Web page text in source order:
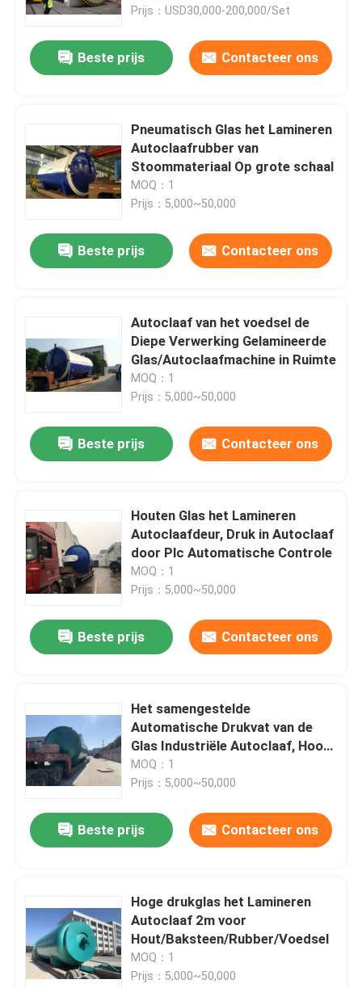
Producten
Video's
Over ons
Kwaliteitscontrole
Neem contact met ons op
Prijs：USD30,000-200,000/Set
Beste prijs Contacteer ons
Pneumatisch Glas het Lamineren
Autoclaafrubber van
Stoommateriaal Op grote schaal
MOQ：1
Prijs：5,000~50,000
Beste prijs Contacteer ons
Autoclaaf van het voedsel de
Diepe Verwerking Gelamineerde
Glas/Autoclaafmachine in Ruimte
MOQ：1
Prijs：5,000~50,000
Beste prijs Contacteer ons
Houten Glas het Lamineren
Autoclaafdeur, Druk in Autoclaaf
door Plc Automatische Controle
MOQ：1
Prijs：5,000~50,000
Beste prijs Contacteer ons
Het samengestelde
Automatische Drukvat van de
Glas Industriële Autoclaaf, Hoog
rendement
MOQ：1
Prijs：5,000~50,000
Beste prijs Contacteer ons
Hoge drukglas het Lamineren
Autoclaaf 2m voor
Hout/Baksteen/Rubber/Voedsel
MOQ：1
Prijs：5,000~50,000